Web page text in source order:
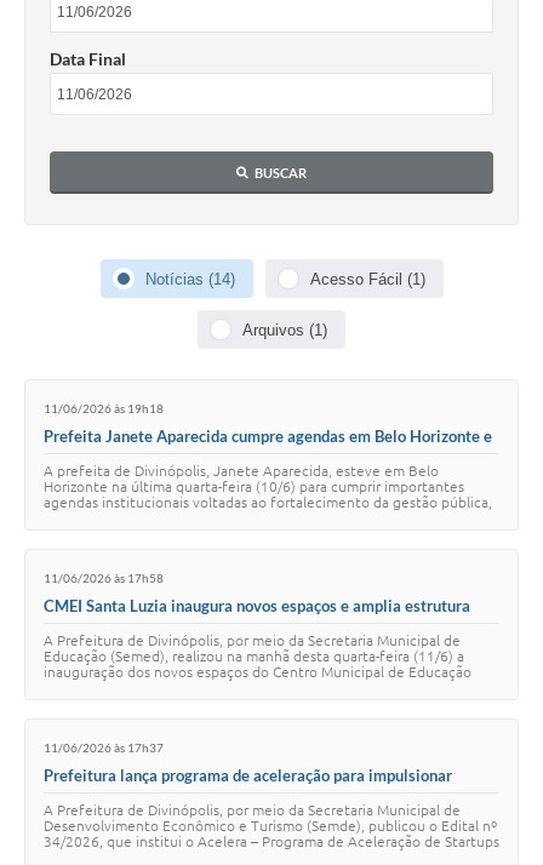
Data Final
BUSCAR
Notícias (14) Acesso Fácil (1)
Arquivos (1)
11/06/2026 às 19h18
Prefeita Janete Aparecida cumpre agendas em Belo Horizonte e
A prefeita de Divinópolis, Janete Aparecida, esteve em Belo
Horizonte na última quarta-feira (10/6) para cumprir importantes
agendas institucionais voltadas ao fortalecimento da gestão pública,
11/06/2026 às 17h58
CMEI Santa Luzia inaugura novos espaços e amplia estrutura
A Prefeitura de Divinópolis, por meio da Secretaria Municipal de
Educação (Semed), realizou na manhã desta quarta-feira (11/6) a
inauguração dos novos espaços do Centro Municipal de Educação
11/06/2026 às 17h37
Prefeitura lança programa de aceleração para impulsionar
A Prefeitura de Divinópolis, por meio da Secretaria Municipal de
Desenvolvimento Econômico e Turismo (Semde), publicou o Edital nº
34/2026, que institui o Acelera – Programa de Aceleração de Startups